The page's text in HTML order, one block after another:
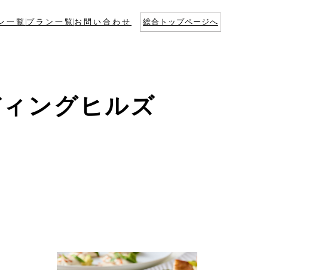
一覧 プラン一覧 お問い合わせ 総合トップページへ
ングヒルズ